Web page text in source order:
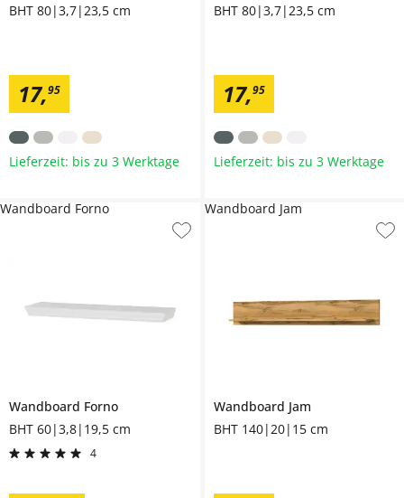
BHT 80|3,7|23,5 cm
17,95
Lieferzeit: bis zu 3 Werktage
BHT 80|3,7|23,5 cm
17,95
Lieferzeit: bis zu 3 Werktage
Wandboard Forno
BHT 60|3,8|19,5 cm
4
Wandboard Forno
Wandboard Jam
BHT 140|20|15 cm
Wandboard Jam